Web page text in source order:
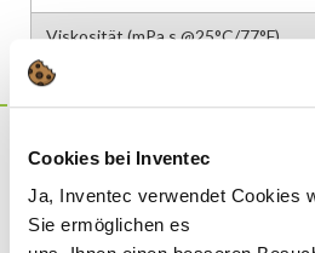
Cookies bei Inventec
Ja, Inventec verwendet Cookies
Sie ermöglichen es
Viskosität (mPa.s @25°C/77°F)
Dies ist ein
HAUPTAKTEURE, DIE DIE